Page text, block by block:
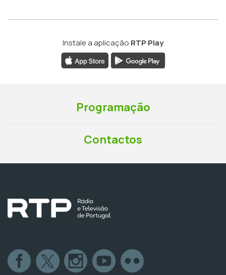
Instale a aplicação RTP Play
Programação
Contactos